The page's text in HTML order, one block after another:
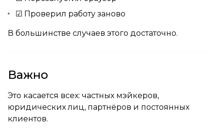
☑ Проверил работу заново
В большинстве случаев этого достаточно.
Важно
Это касается всех: частных мэйкеров,
юридических лиц, партнёров и постоянных
клиентов.